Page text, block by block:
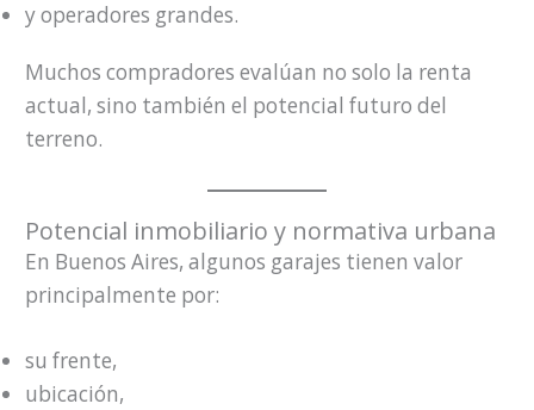
y operadores grandes.
Muchos compradores evalúan no solo la renta
actual, sino también el potencial futuro del
terreno.
Potencial inmobiliario y normativa urbana
En Buenos Aires, algunos garajes tienen valor
principalmente por:
su frente,
ubicación,